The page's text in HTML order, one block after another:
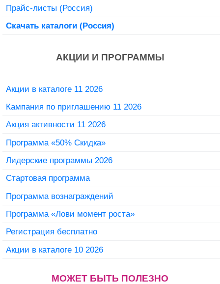
Прайс-листы (Россия)
Скачать каталоги (Россия)
АКЦИИ И ПРОГРАММЫ
Акции в каталоге 11 2026
Кампания по приглашению 11 2026
Акция активности 11 2026
Программа «50% Скидка»
Лидерские программы 2026
Стартовая программа
Программа вознаграждений
Программа «Лови момент роста»
Регистрация бесплатно
Акции в каталоге 10 2026
МОЖЕТ БЫТЬ ПОЛЕЗНО